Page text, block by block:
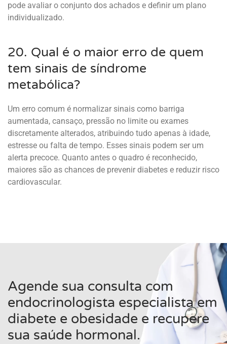
pode avaliar o conjunto dos achados e definir um plano
individualizado.
20. Qual é o maior erro de quem
tem sinais de síndrome
metabólica?
Um erro comum é normalizar sinais como barriga
aumentada, cansaço, pressão no limite ou exames
discretamente alterados, atribuindo tudo apenas à idade,
estresse ou falta de tempo. Esses sinais podem ser um
alerta precoce. Quanto antes o quadro é reconhecido,
maiores são as chances de prevenir diabetes e reduzir risco
cardiovascular.
Agende sua consulta com
endocrinologista especialista em
diabete e obesidade e recupere
sua saúde hormonal.